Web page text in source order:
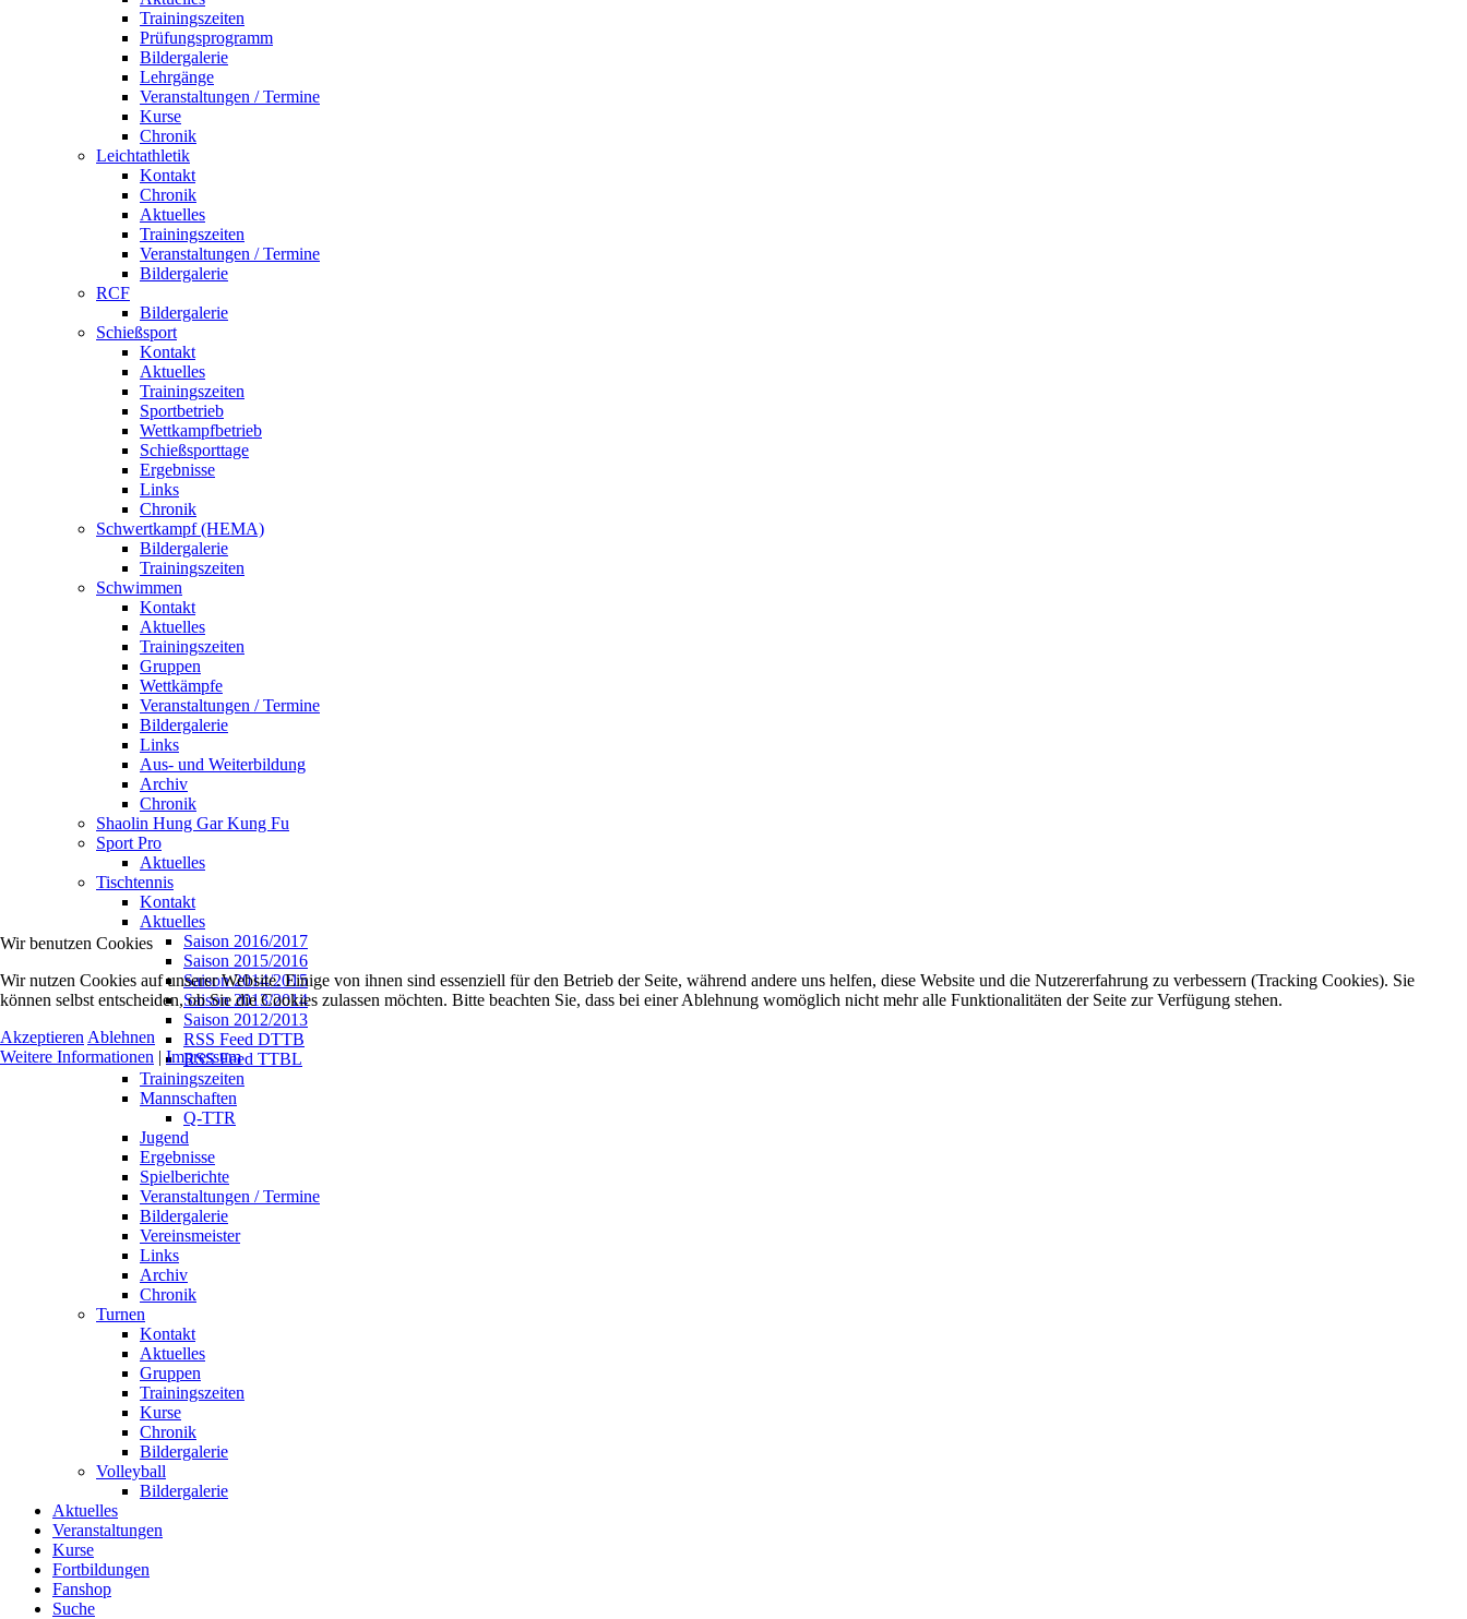
Trainingszeiten
Prüfungsprogramm
Bildergalerie
Lehrgänge
Veranstaltungen / Termine
Kurse
Chronik
Leichtathletik
Kontakt
Chronik
Aktuelles
Trainingszeiten
Veranstaltungen / Termine
Bildergalerie
RCF
Bildergalerie
Schießsport
Kontakt
Aktuelles
Trainingszeiten
Sportbetrieb
Wettkampfbetrieb
Schießsporttage
Ergebnisse
Links
Chronik
Schwertkampf (HEMA)
Bildergalerie
Trainingszeiten
Schwimmen
Kontakt
Aktuelles
Trainingszeiten
Gruppen
Wettkämpfe
Veranstaltungen / Termine
Bildergalerie
Links
Aus- und Weiterbildung
Archiv
Chronik
Shaolin Hung Gar Kung Fu
Sport Pro
Aktuelles
Tischtennis
Kontakt
Aktuelles
Saison 2016/2017
Saison 2015/2016
Saison 2014/2015
Saison 2013/2014
Saison 2012/2013
RSS Feed DTTB
RSS Feed TTBL
Trainingszeiten
Mannschaften
Q-TTR
Jugend
Ergebnisse
Spielberichte
Veranstaltungen / Termine
Bildergalerie
Vereinsmeister
Links
Archiv
Chronik
Turnen
Kontakt
Aktuelles
Gruppen
Trainingszeiten
Kurse
Chronik
Bildergalerie
Volleyball
Bildergalerie
Aktuelles
Veranstaltungen
Kurse
Fortbildungen
Fanshop
Suche
Wir benutzen Cookies
Wir nutzen Cookies auf unserer Website. Einige von ihnen sind essenziell für den Betrieb der Seite, während andere uns helfen, diese Website und die Nutzererfahrung zu verbessern (Tracking Cookies). Sie
können selbst entscheiden, ob Sie die Cookies zulassen möchten. Bitte beachten Sie, dass bei einer Ablehnung womöglich nicht mehr alle Funktionalitäten der Seite zur Verfügung stehen.
Akzeptieren Ablehnen
Weitere Informationen | Impressum